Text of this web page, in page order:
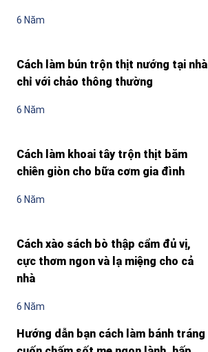
6 Năm
Cách làm bún trộn thịt nướng tại nhà
chỉ với chảo thông thường
6 Năm
Cách làm khoai tây trộn thịt băm
chiên giòn cho bữa cơm gia đình
6 Năm
Cách xào sách bò thập cẩm đủ vị,
cực thơm ngon và lạ miệng cho cả
nhà
6 Năm
Hướng dẫn bạn cách làm bánh tráng